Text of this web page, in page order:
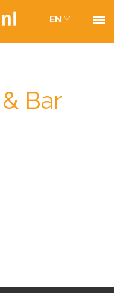
EN
Bar